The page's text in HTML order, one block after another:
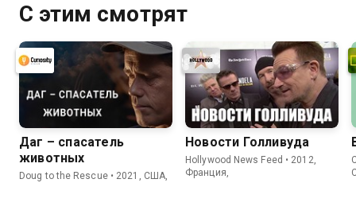
С этим смотрят
Даг – спасатель
животных
Doug to the Rescue • 2021, США,
Новости Голливуда
Hollywood News Feed • 2012,
Франция,